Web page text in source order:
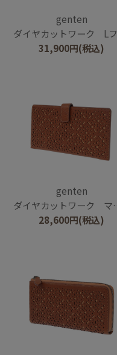
genten
ダイヤカットワーク Lファスナー長財布
31,900円(税込)
genten
ダイヤカットワーク マチなし長財布
28,600円(税込)